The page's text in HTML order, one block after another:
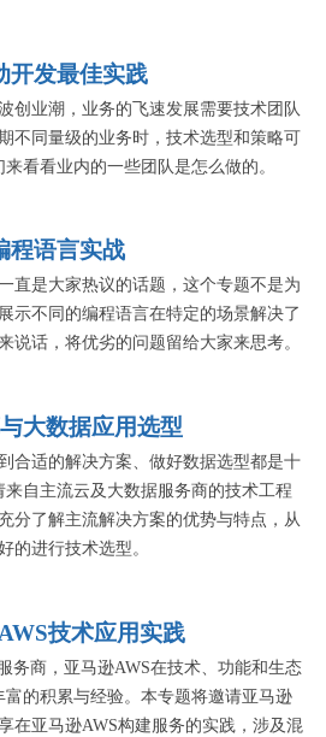
开发最佳实践
创业潮，业务的飞速发展需要技术团队
不同量级的业务时，技术选型和策略可
看看业内的一些团队是怎么做的。
程语言实战
直是大家热议的话题，这个专题不是为
示不同的编程语言在特定的场景解决了
说话，将优劣的问题留给大家来思考。
大数据应用选型
合适的解决方案、做好数据选型都是十
自主流云及大数据服务商的技术工程
分了解主流解决方案的优势与特点，从
的进行技术选型。
技术应用实践
务商，亚马逊AWS在技术、功能和生态
富的积累与经验。本专题将邀请亚马逊
在亚马逊AWS构建服务的实践，涉及混